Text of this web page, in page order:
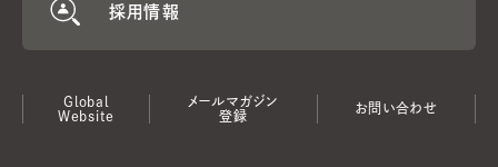
採用情報
Global
Website
メールマガジン
登録
お問い合わせ